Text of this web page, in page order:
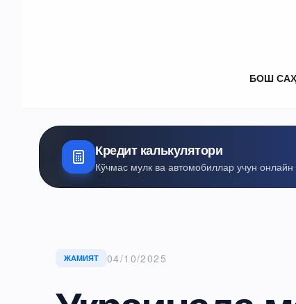
БОШ
Кредит калькулятори
Кўчмас мулк ва автомобиллар учун
ЖАМИЯТ 04/10/2025